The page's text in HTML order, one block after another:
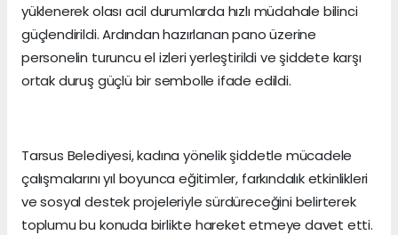
yüklenerek olası acil durumlarda hızlı müdahale bilinci
güçlendirildi. Ardından hazırlanan pano üzerine
personelin turuncu el izleri yerleştirildi ve şiddete karşı
ortak duruş güçlü bir sembolle ifade edildi.
Tarsus Belediyesi, kadına yönelik şiddetle mücadele
çalışmalarını yıl boyunca eğitimler, farkındalık etkinlikleri
ve sosyal destek projeleriyle sürdüreceğini belirterek
toplumu bu konuda birlikte hareket etmeye davet etti.